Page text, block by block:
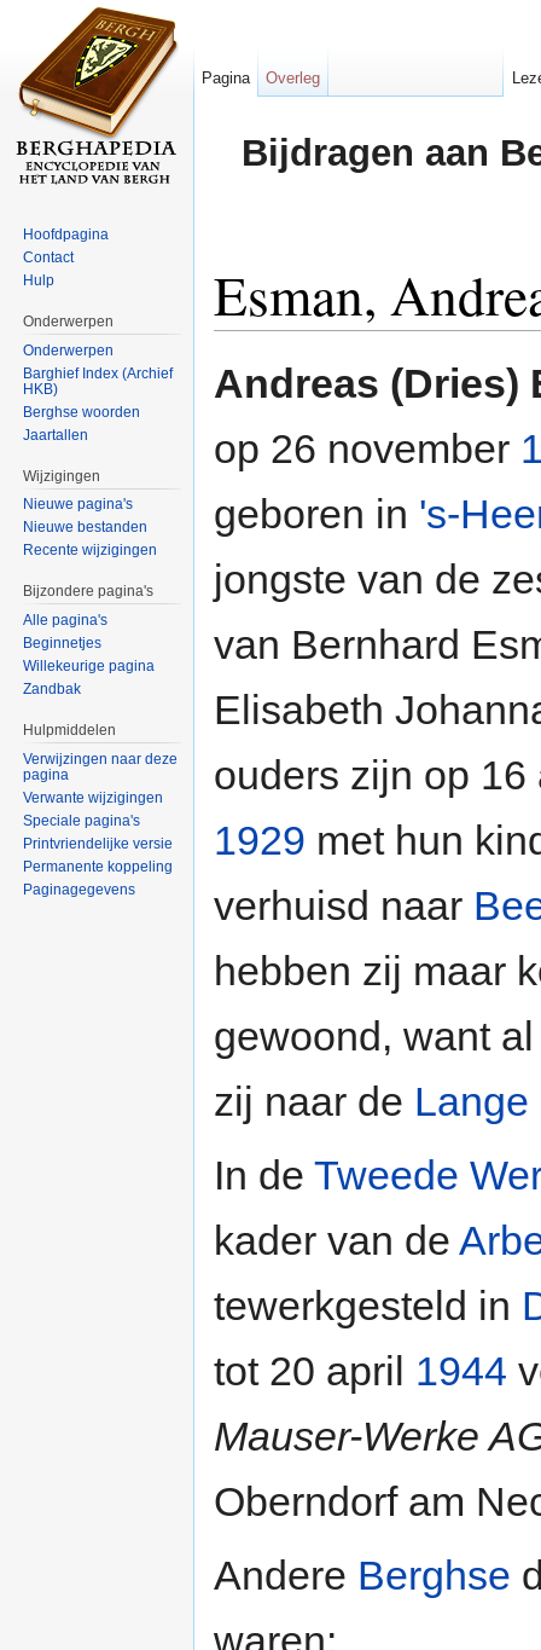
Bijdragen aan
Esman,
Andreas (Dries)
op 26 november
geboren in 's-
jongste van de
van Bernhard
Elisabeth
ouders zijn op 16
1929 met hun
verhuisd naar
hebben zij maar
gewoond, want
zij naar de Lange
In de Tweede
kader van de
tewerkgesteld in
tot 20 april 1944
Mauser-Werke
Oberndorf am
Andere Berghse
waren:
Pagina Overleg
Hoofdpagina
Contact
Hulp
Onderwerpen
Onderwerpen
Barghief Index (Archief
HKB)
Berghse woorden
Jaartallen
Wijzigingen
Nieuwe pagina's
Nieuwe bestanden
Recente wijzigingen
Bijzondere pagina's
Alle pagina's
Beginnetjes
Willekeurige pagina
Zandbak
Hulpmiddelen
Verwijzingen naar deze
pagina
Verwante wijzigingen
Speciale pagina's
Printvriendelijke versie
Permanente koppeling
Paginagegevens